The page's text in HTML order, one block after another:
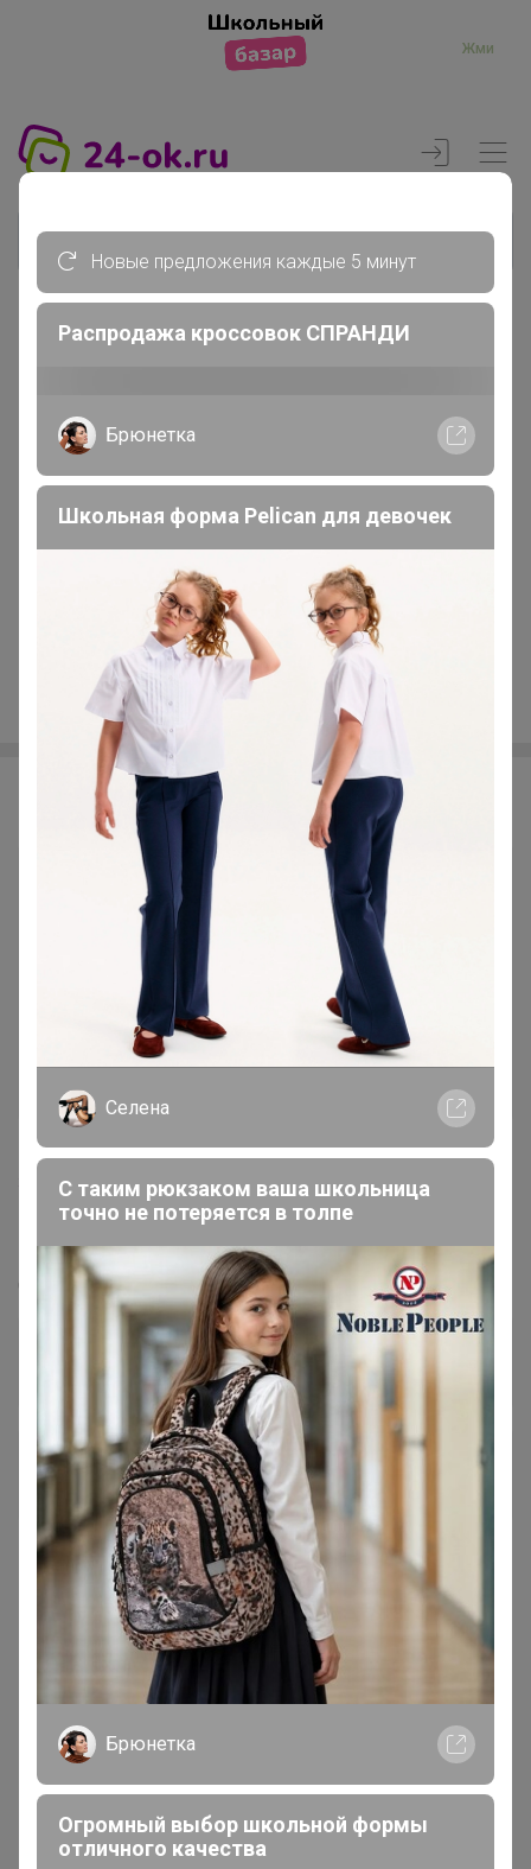
Жми
Главная
Торговые марки
Faberlic
МихаК
5.0 4.5K 14K 1.4K 8
Beautifull-модная одежда всех размеров.
Новинки каждый день!
Стоп 11 августа
Как здесь все устроено?
Как получить?
Новые предложения каждые 5 минут
Распродажа кроссовок СПРАНДИ
Брюнетка
Школьная форма Pelican для девочек
Селена
С таким рюкзаком ваша школьница
точно не потеряется в толпе
Брюнетка
Огромный выбор школьной формы
отличного качества